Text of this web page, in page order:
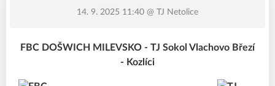
14. 9. 2025 11:40 @ TJ Netolice
FBC DOŠWICH MILEVSKO - TJ Sokol Vlachovo Březí
- Kozlíci